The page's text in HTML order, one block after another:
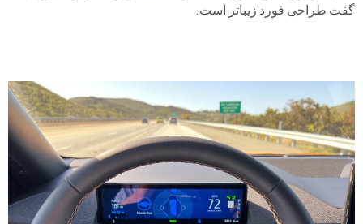
گفت طراحی فورد زیباتر است.